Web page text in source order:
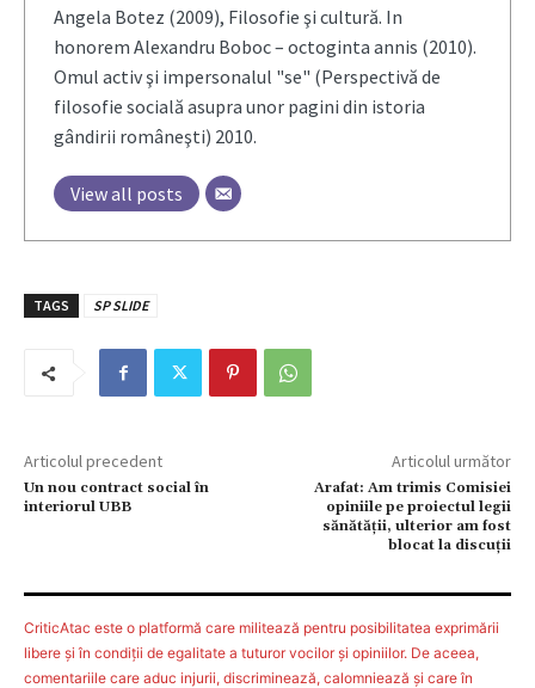
Angela Botez (2009), Filosofie şi cultură. In
honorem Alexandru Boboc – octoginta annis (2010).
Omul activ şi impersonalul "se" (Perspectivă de
filosofie socială asupra unor pagini din istoria
gândirii româneşti) 2010.
View all posts
TAGS SP SLIDE
Articolul precedent
Un nou contract social în
interiorul UBB
Articolul următor
Arafat: Am trimis Comisiei
opiniile pe proiectul legii
sănătăţii, ulterior am fost
blocat la discuţii
CriticAtac este o platformă care militează pentru posibilitatea exprimării
libere şi în condiţii de egalitate a tuturor vocilor şi opiniilor. De aceea,
comentariile care aduc injurii, discriminează, calomniează şi care în